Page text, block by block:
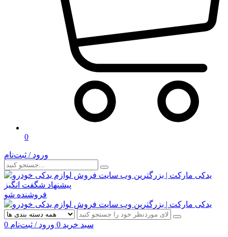
0
ورود / ثبت‌نام
پیشنهاد شگفت انگیز
فروشنده شو
0 سبد خرید 0 ورود / ثبت‌نام